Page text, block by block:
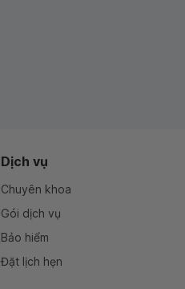
Dịch vụ
Chuyên khoa
Gói dịch vụ
Bảo hiểm
Đặt lịch hẹn